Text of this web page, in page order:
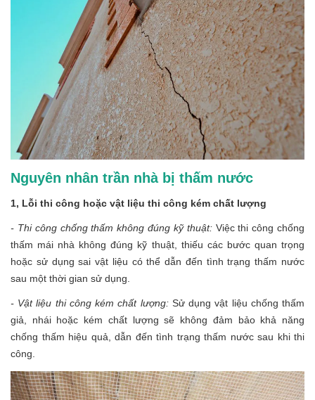
Nguyên nhân trần nhà bị thấm nước
1, Lỗi thi công hoặc vật liệu thi công kém chất lượng
- Thi công chống thấm không đúng kỹ thuật: Việc thi công chống
thấm mái nhà không đúng kỹ thuật, thiếu các bước quan trọng
hoặc sử dụng sai vật liệu có thể dẫn đến tình trạng thấm nước
sau một thời gian sử dụng.
- Vật liệu thi công kém chất lượng:Sử dụng vật liệu chống thấm
giả, nhái hoặc kém chất lượng sẽ không đảm bảo khả năng
chống thấm hiệu quả, dẫn đến tình trạng thấm nước sau khi thi
công.